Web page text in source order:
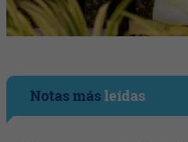
Notas másleídas